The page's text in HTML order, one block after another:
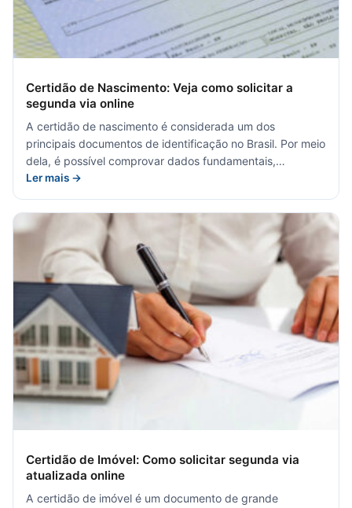
Certidão de Nascimento: Veja como solicitar a
segunda via online
A certidão de nascimento é considerada um dos
principais documentos de identificação no Brasil. Por meio
dela, é possível comprovar dados fundamentais,…
Ler mais →
Certidão de Imóvel: Como solicitar segunda via
atualizada online
A certidão de imóvel é um documento de grande